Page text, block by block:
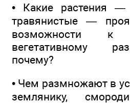
• Какие растения —
травянистые —
возможности к
вегетативному
почему?
• Чем размножают в
землянику,